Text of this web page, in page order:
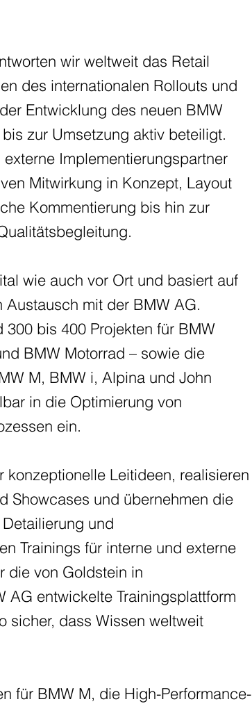
wir weltweit das Retail
des internationalen Rollouts und
Entwicklung des neuen BMW
zur Umsetzung aktiv beteiligt.
Implementierungspartner
Mitwirkung in Konzept, Layout
Kommentierung bis hin zur
wie auch vor Ort und basiert auf
mit der BMW AG.
bis 400 Projekten für BMW
BMW Motorrad – sowie die
M, BMW i, Alpina und John
in die Optimierung von
ein.
Leitideen, realisieren
Showcases und übernehmen die
und
Trainings für interne und externe
die von Goldstein in
AG entwickelte Trainingsplattform
sicher, dass Wissen weltweit
für BMW M, die High-Performance-